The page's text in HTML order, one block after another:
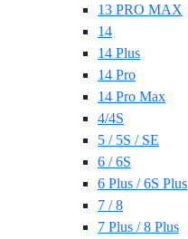
13 PRO MAX
14
14 Plus
14 Pro
14 Pro Max
4/4S
5 / 5S / SE
6 / 6S
6 Plus / 6S Plus
7 / 8
7 Plus / 8 Plus